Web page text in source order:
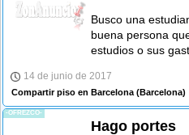
Busco una
buena persona
estudios o sus
14 de junio de 2017
Compartir piso en Barcelona (Barcelona)
-OFREZCO-
Hago portes